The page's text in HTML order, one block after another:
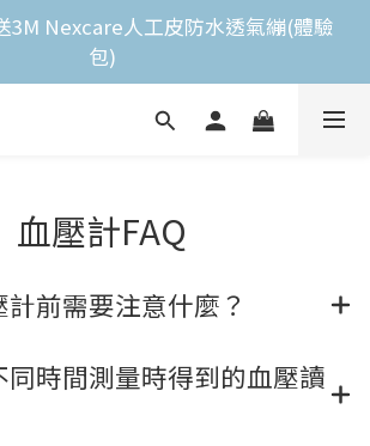
全館滿$2,000免運費
3M Nexcare人工皮防水透氣繃(體驗
包)
全館滿$2,000免運費
血壓計FAQ
前需要注意什麼？
時間測量時得到的血壓讀